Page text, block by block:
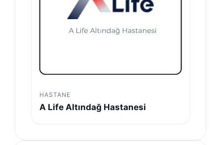
HASTANE
A Life Altındağ Hastanesi